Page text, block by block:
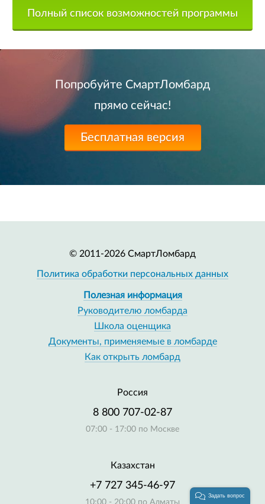
Полный список возможностей программы
Попробуйте СмартЛомбард
прямо сейчас!
Бесплатная версия
© 2011-2026 СмартЛомбард
Политика обработки персональных данных
Полезная информация
Руководителю ломбарда
Школа оценщика
Документы, применяемые в ломбарде
Как открыть ломбард
Россия
8 800 707-02-87
07:00 - 17:00 по Москве
Казахстан
+7 727 345-46-97
Задать вопрос